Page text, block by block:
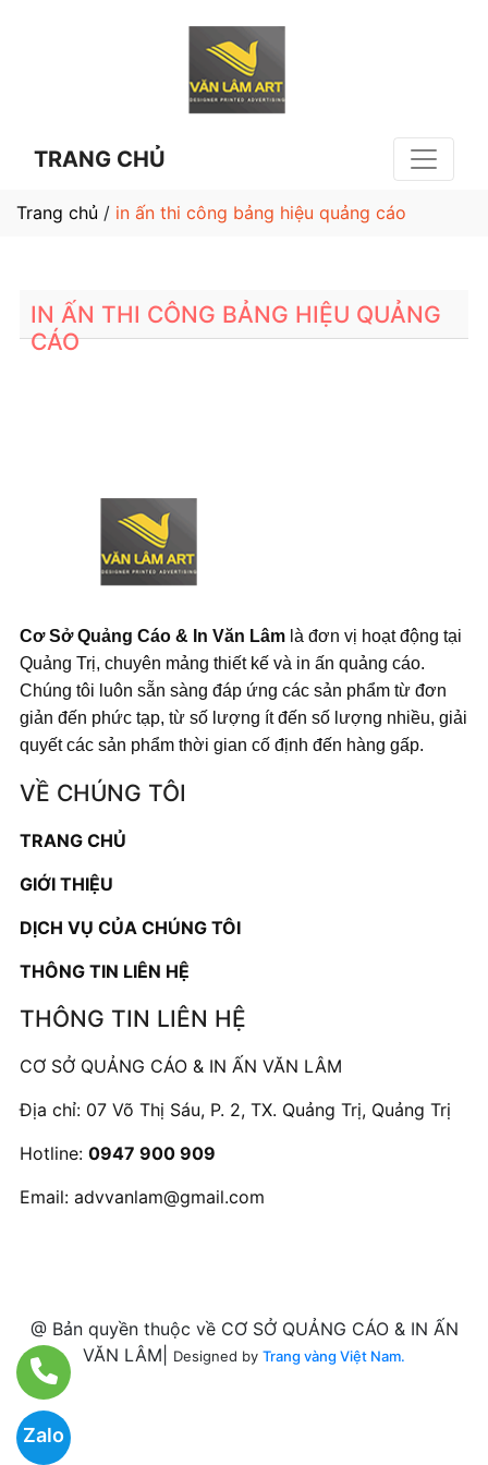
Zalo
TRANG CHỦ
Trang chủ / in ấn thi công bảng hiệu quảng cáo
IN ẤN THI CÔNG BẢNG HIỆU QUẢNG
CÁO
Cơ Sở Quảng Cáo & In Văn Lâm là đơn vị hoạt động tại
Quảng Trị, chuyên mảng thiết kế và in ấn quảng cáo.
Chúng tôi luôn sẵn sàng đáp ứng các sản phẩm từ đơn
giản đến phức tạp, từ số lượng ít đến số lượng nhiều, giải
quyết các sản phẩm thời gian cố định đến hàng gấp.
VỀ CHÚNG TÔI
TRANG CHỦ
GIỚI THIỆU
DỊCH VỤ CỦA CHÚNG TÔI
THÔNG TIN LIÊN HỆ
THÔNG TIN LIÊN HỆ
CƠ SỞ QUẢNG CÁO & IN ẤN VĂN LÂM
Địa chỉ: 07 Võ Thị Sáu, P. 2, TX. Quảng Trị, Quảng Trị
Hotline: 0947 900 909
Email: advvanlam@gmail.com
@ Bản quyền thuộc về CƠ SỞ QUẢNG CÁO & IN ẤN
VĂN LÂM|
Designed by Trang vàng Việt Nam.